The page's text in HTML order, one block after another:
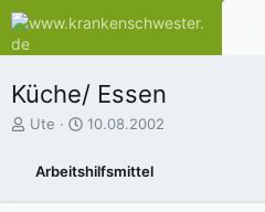
Küche/ Essen
E
e
Ute
E
s
t
e
10.08.2002
Arbeitshilfsmittel